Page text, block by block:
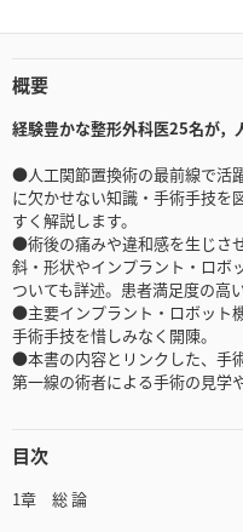
概要
経験豊かな整形外科医25名が
●人工関節置換術の最前線で活
に欠かせない知識・手術手技を
すく解説します。
●術後の痛みや違和感を生じさ
斜・形状やインプラント・ロボ
ついても詳述。患者満足度の高
●主要インプラント・ロボット
手術手技を惜しみなく開陳。
●本書の内容とリンクした、手
第一線の術者による手術の見学
目次
1章 総 論